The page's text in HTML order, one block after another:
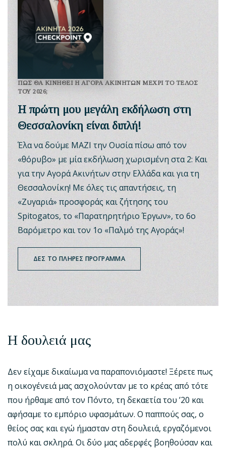
ΠΩΣ ΘΑ ΚΙΝΗΘΕΙ Η ΑΓΟΡΑ ΑΚΙΝΗΤΩΝ ΜΕΧΡΙ ΤΟ ΤΕΛΟΣ
ΤΟΥ 2026;
Η πρώτη μου μεγάλη εκδήλωση στη
Θεσσαλονίκη είναι διπλή!
Έλα να δούμε ΜΑΖΙ την Ουσία πίσω από τον
«θόρυβο» με μία εκδήλωση χωρισμένη στα 2: Και
για την Αγορά Ακινήτων στην Ελλάδα και για τη
Θεσσαλονίκη! Με όλες τις απαντήσεις, τη
«Ζυγαριά» προσφοράς και ζήτησης του
Spitogatos, το «Παρατηρητήριο Έργων», το 6ο
Βαρόμετρο και τον 1ο «Παλμό της Αγοράς»!
ΔΕΣ ΤΟ ΠΛΗΡΕΣ ΠΡΟΓΡΑΜΜΑ
Η δουλειά μας
Δεν είχαμε δικαίωμα να παραπονιόμαστε! Ξέρετε πως
η οικογένειά μας ασχολούνταν με το κρέας από τότε
που ήρθαμε από τον Πόντο, τη δεκαετία του ’20 και
αφήσαμε το εμπόριο υφασμάτων. Ο παππούς σας, ο
θείος σας και εγώ ήμασταν στη δουλειά, εργαζόμενοι
πολύ και σκληρά. Οι δύο μας αδερφές βοηθούσαν και